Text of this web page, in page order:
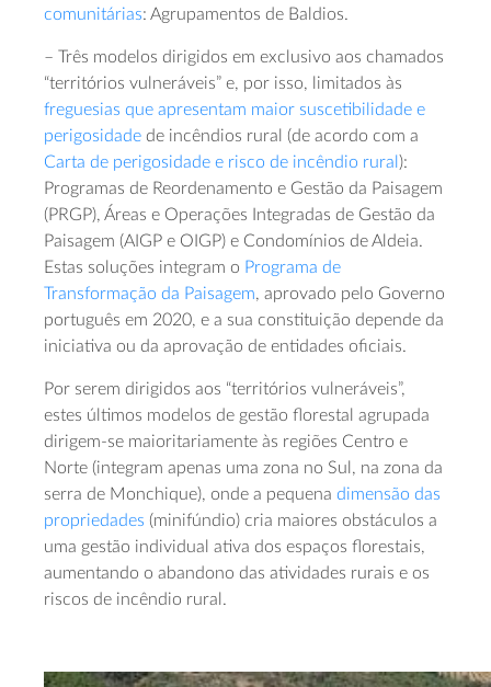
comunitárias: Agrupamentos de Baldios.
– Três modelos dirigidos em exclusivo aos chamados
“territórios vulneráveis” e, por isso, limitados às
freguesias que apresentam maior suscetibilidade e
perigosidade de incêndios rural (de acordo com a
Carta de perigosidade e risco de incêndio rural ):
Programas de Reordenamento e Gestão da Paisagem
(PRGP), Áreas e Operações Integradas de Gestão da
Paisagem (AIGP e OIGP) e Condomínios de Aldeia.
Estas soluções integram o Programa de
Transformação da Paisagem, aprovado pelo Governo
português em 2020, e a sua constituição depende da
iniciativa ou da aprovação de entidades oficiais.
Por serem dirigidos aos “territórios vulneráveis”,
estes últimos modelos de gestão florestal agrupada
dirigem-se maioritariamente às regiões Centro e
Norte (integram apenas uma zona no Sul, na zona da
serra de Monchique), onde a pequena dimensão das
propriedades (minifúndio) cria maiores obstáculos a
uma gestão individual ativa dos espaços florestais,
aumentando o abandono das atividades rurais e os
riscos de incêndio rural.